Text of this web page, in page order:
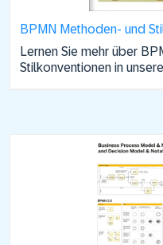
BPMN Methoden- und
Lernen Sie mehr über
Stilkonventionen in